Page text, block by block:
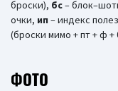
броски), бc–
очки, ип – индекс
(броски мимо + пт + ф +
ФОТО